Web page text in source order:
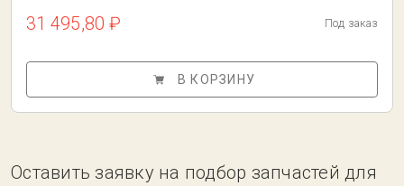
31 495,80 ₽ Под заказ
В КОРЗИНУ
Оставить заявку на подбор запчастей для